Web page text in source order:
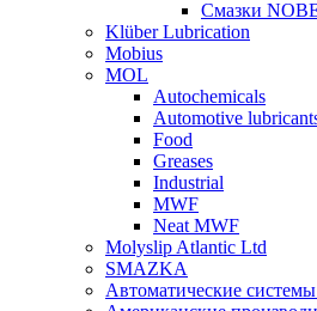
Смазки
Klüber Lubrication
Mobius
MOL
Autochemicals
Automotive
Food
Greases
Industrial
MWF
Neat MWF
Molyslip Atlantic Ltd
SMAZKA
Автоматические